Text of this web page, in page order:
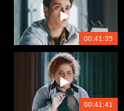
00:41:35
00:41:41